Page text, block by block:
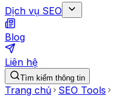
Dịch vụ SEO
Blog
Liên hệ
Tìm kiếm thông tin
Trang chủ SEO Tools